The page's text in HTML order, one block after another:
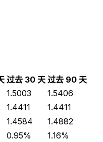
过去 30 天 过去 90 天
1.5003
1.5406
1.4411
1.4411
1.4584
1.4882
0.95% 1.16%